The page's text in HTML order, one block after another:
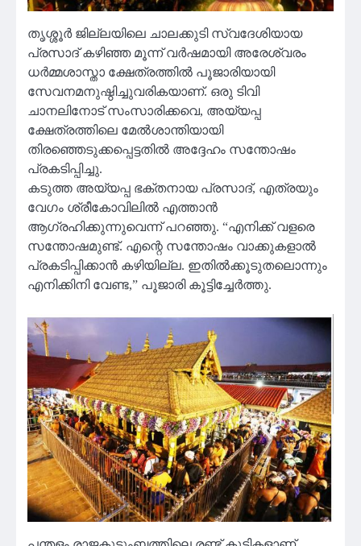
തൃശ്ശൂർ ജില്ലയിലെ ചാലക്കുടി സ്വദേശിയായ
പ്രസാദ് കഴിഞ്ഞ മൂന്ന് വർഷമായി അരേശ്വരം
ധർമ്മശാസ്താ ക്ഷേത്രത്തിൽ പൂജാരിയായി
സേവനമനുഷ്ഠിച്ചുവരികയാണ്. ഒരു ടിവി
ചാനലിനോട് സംസാരിക്കവെ, അയ്യപ്പ
ക്ഷേത്രത്തിലെ മേൽശാന്തിയായി
തിരഞ്ഞെടുക്കപ്പെട്ടതിൽ അദ്ദേഹം സന്തോഷം
പ്രകടിപ്പിച്ചു.
കടുത്ത അയ്യപ്പ ഭക്തനായ പ്രസാദ്, എത്രയും
വേഗം ശ്രീകോവിലിൽ എത്താൻ
ആഗ്രഹിക്കുന്നുവെന്ന് പറഞ്ഞു. “എനിക്ക് വളരെ
സന്തോഷമുണ്ട്. എന്റെ സന്തോഷം വാക്കുകളാൽ
പ്രകടിപ്പിക്കാൻ കഴിയില്ല. ഇതിൽക്കൂടുതലൊന്നും
എനിക്കിനി വേണ്ട,” പൂജാരി കൂട്ടിച്ചേർത്തു.